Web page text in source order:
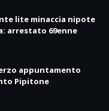
lite minaccia nipote
arrestato 69enne
appuntamento
Pipitone